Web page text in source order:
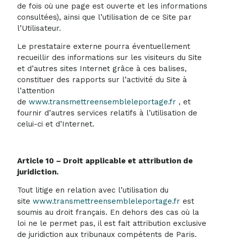
de fois où une page est ouverte et les informations
consultées), ainsi que l’utilisation de ce Site par
l’Utilisateur.
Le prestataire externe pourra éventuellement
recueillir des informations sur les visiteurs du Site
et d’autres sites Internet grâce à ces balises,
constituer des rapports sur l’activité du Site à
l’attention
de www.transmettreensembleleportage.fr, et
fournir d’autres services relatifs à l’utilisation de
celui-ci et d’Internet.
Article 10 – Droit applicable et attribution de
juridiction.
Tout litige en relation avec l’utilisation du
site www.transmettreensembleleportage.frest
soumis au droit français. En dehors des cas où la
loi ne le permet pas, il est fait attribution exclusive
de juridiction aux tribunaux compétents de Paris.